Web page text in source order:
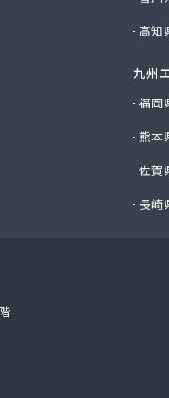
高知
九州
福岡
熊本
佐賀
長崎